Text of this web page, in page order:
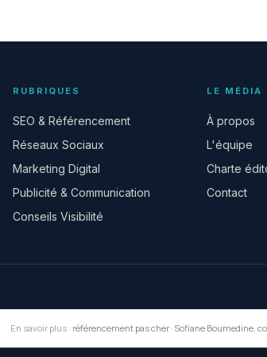
RUBRIQUES
SEO & Référencement
Réseaux Sociaux
Marketing Digital
Publicité & Communication
Conseils Visibilité
LE MÉDIA
À propos
L'équipe
Charte
Contact
En savoir plus : référencement pas cher · Sofiane Boumedine,